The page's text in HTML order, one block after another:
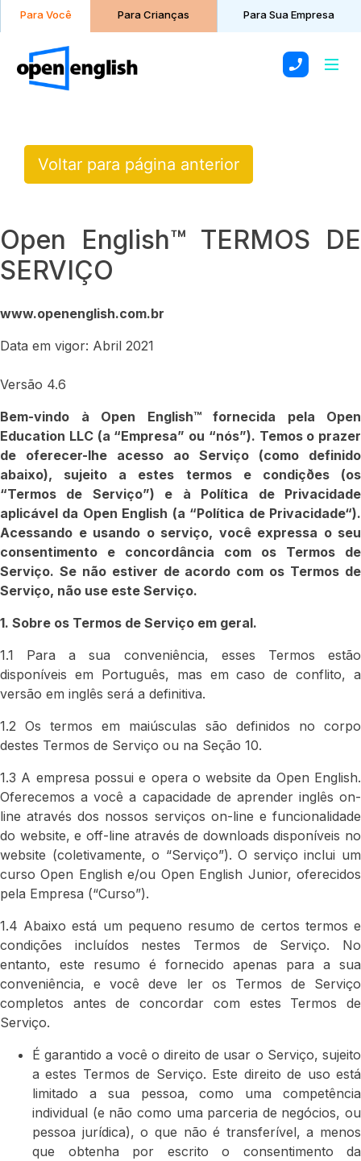
Para Você Para Sua Empresa
Voltar para página anterior
Open English™ TERMOS DE
SERVIÇO
www.openenglish.com.br
Data em vigor: Abril 2021
Versão 4.6
Bem-vindo à Open English™ fornecida pela Open
Education LLC (a “Empresa” ou “nós”). Temos o prazer
de oferecer-lhe acesso ao Serviço (como definido
abaixo), sujeito a estes termos e condiçðes (os
“Termos de Serviço”) e à Política de Privacidade
aplicável da Open English (a “Política de Privacidade“).
Acessando e usando o serviço, você expressa o seu
consentimento e concordância com os Termos de
Serviço. Se não estiver de acordo com os Termos de
Serviço, não use este Serviço.
1. Sobre os Termos de Serviço em geral.
1.1 Para a sua conveniência, esses Termos estão
disponíveis em Português, mas em caso de conflito, a
versão em inglês será a definitiva.
1.2 Os termos em maiúsculas são definidos no corpo
destes Termos de Serviço ou na Seção 10.
1.3 A empresa possui e opera o website da Open English.
Oferecemos a você a capacidade de aprender inglês on-
line através dos nossos serviços on-line e funcionalidade
do website, e off-line através de downloads disponíveis no
website (coletivamente, o “Serviço”). O serviço inclui um
curso Open English e/ou Open English Junior, oferecidos
pela Empresa (“Curso”).
1.4 Abaixo está um pequeno resumo de certos termos e
condições incluídos nestes Termos de Serviço. No
entanto, este resumo é fornecido apenas para a sua
conveniência, e você deve ler os Termos de Serviço
completos antes de concordar com estes Termos de
Serviço.
É garantido a você o direito de usar o Serviço, sujeito
a estes Termos de Serviço. Este direito de uso está
limitado a sua pessoa, como uma competência
individual (e não como uma parceria de negócios, ou
pessoa jurídica), o que não é transferível, a menos
que obtenha por escrito o consentimento da